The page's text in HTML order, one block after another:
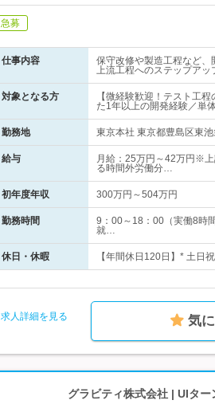
急募
仕事内容
保守改修や製造工程など
上流工程へのステップアッ
対象となる方
【微経験歓迎！テスト工
た1年以上の開発経験／単
勤務地 東京本社 東京都豊島区東
給与
月給：25万円～42万円※
る時間外労働分…
初年度年収 300万円～504万円
勤務時間
9：00～18：00（実働8時
就…
休日・休暇 【年間休日120日】* 土日
求人詳細を見る 気
グラビティ株式会社 | UIタ